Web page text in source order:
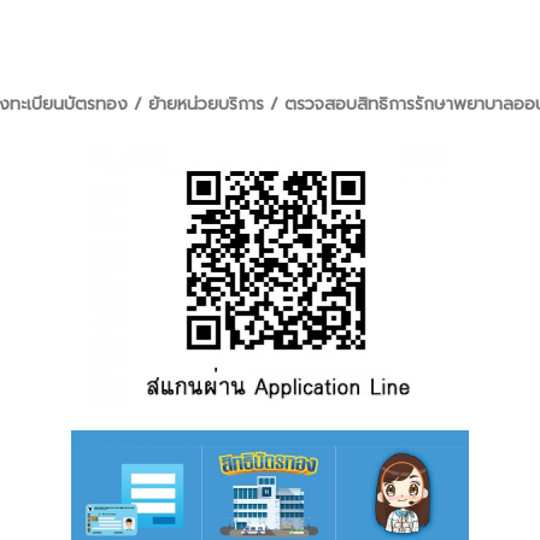
ะเบียนบัตรทอง / ย้ายหน่วยบริการ / ตรวจสอบสิทธิการรักษาพยาบาลออ